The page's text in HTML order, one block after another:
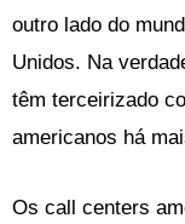
outro lado do
Unidos. Na
têm terceirizado
americanos há
Os call centers